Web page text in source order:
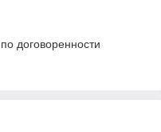
договоренности